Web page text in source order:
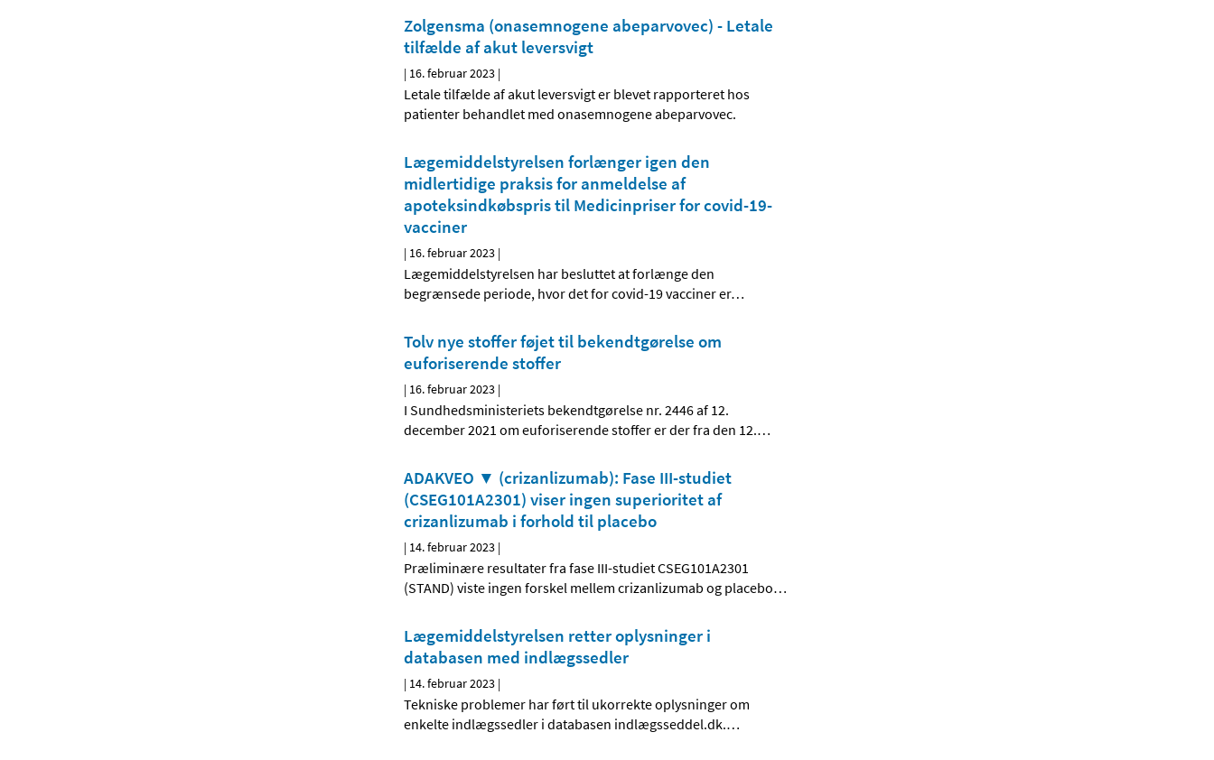
Zolgensma (onasemnogene abeparvovec) - Letale
tilfælde af akut leversvigt
| 16. februar 2023 |
Letale tilfælde af akut leversvigt er blevet rapporteret hos
patienter behandlet med onasemnogene abeparvovec.
Lægemiddelstyrelsen forlænger igen den
midlertidige praksis for anmeldelse af
apoteksindkøbspris til Medicinpriser for covid-19-
vacciner
| 16. februar 2023 |
Lægemiddelstyrelsen har besluttet at forlænge den
begrænsede periode, hvor det for covid-19 vacciner er…
Tolv nye stoffer føjet til bekendtgørelse om
euforiserende stoffer
| 16. februar 2023 |
I Sundhedsministeriets bekendtgørelse nr. 2446 af 12.
december 2021 om euforiserende stoffer er der fra den 12.…
ADAKVEO ▼ (crizanlizumab): Fase III-studiet
(CSEG101A2301) viser ingen superioritet af
crizanlizumab i forhold til placebo
| 14. februar 2023 |
Præliminære resultater fra fase III-studiet CSEG101A2301
(STAND) viste ingen forskel mellem crizanlizumab og placebo…
Lægemiddelstyrelsen retter oplysninger i
databasen med indlægssedler
| 14. februar 2023 |
Tekniske problemer har ført til ukorrekte oplysninger om
enkelte indlægssedler i databasen indlægsseddel.dk.…